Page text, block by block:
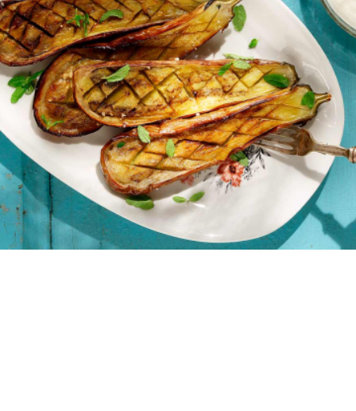
Μελιτζάνα ψητή με σάλτσα γιαούρτι και ρόδι. Εύκολη,
καλοκαιρινή συνταγή για μελιτζάνες ψητές στο
φούρνο.
Εύκολη 0:40
2 μερίδες 10 λεπτά 30 λεπτά